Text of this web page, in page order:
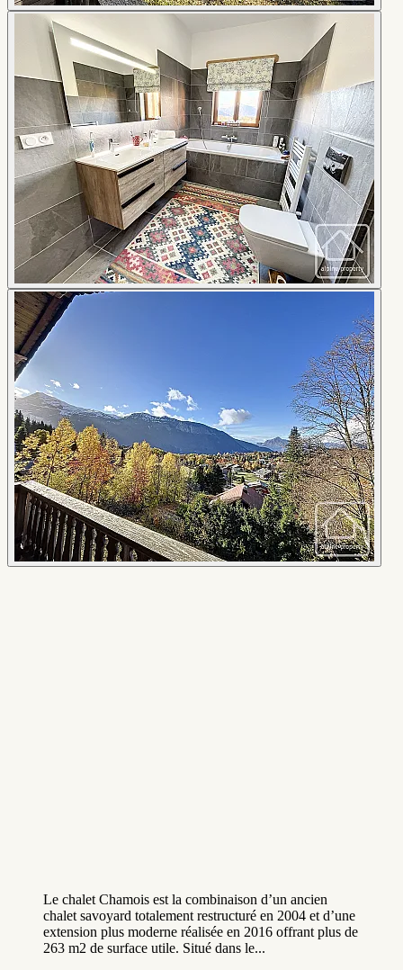
Le chalet Chamois est la combinaison d’un ancien
chalet savoyard totalement restructuré en 2004 et d’une
extension plus moderne réalisée en 2016 offrant plus de
263 m2 de surface utile. Situé dans le...